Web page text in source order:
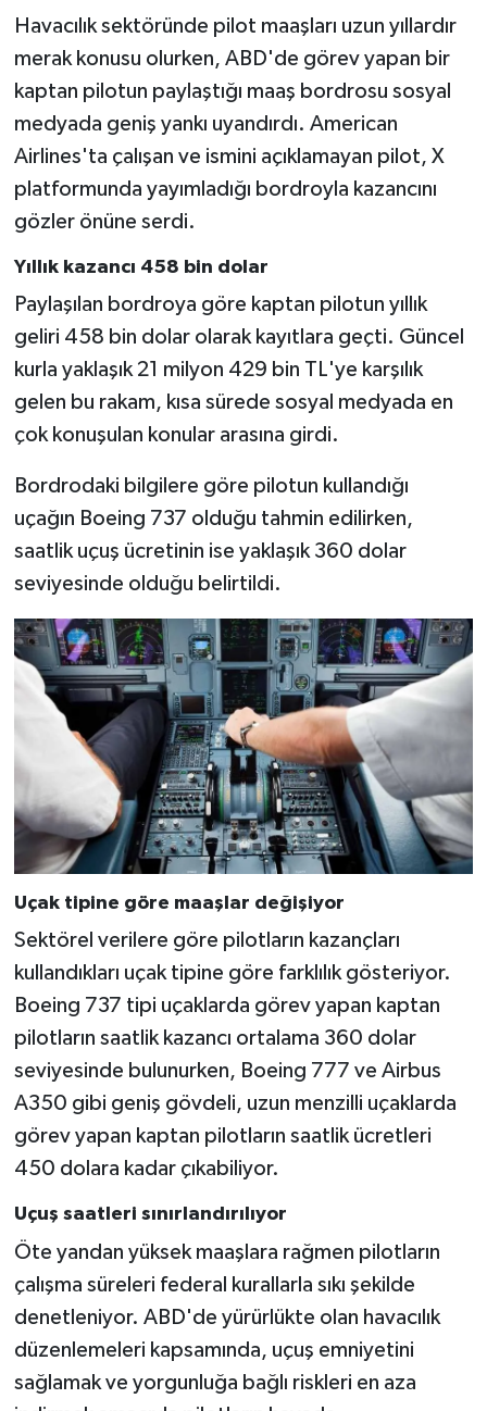
Havacılık sektöründe pilot maaşları uzun yıllardır
merak konusu olurken, ABD'de görev yapan bir
kaptan pilotun paylaştığı maaş bordrosu sosyal
medyada geniş yankı uyandırdı. American
Airlines'ta çalışan ve ismini açıklamayan pilot, X
platformunda yayımladığı bordroyla kazancını
gözler önüne serdi.
Yıllık kazancı 458 bin dolar
Paylaşılan bordroya göre kaptan pilotun yıllık
geliri 458 bin dolar olarak kayıtlara geçti. Güncel
kurla yaklaşık 21 milyon 429 bin TL'ye karşılık
gelen bu rakam, kısa sürede sosyal medyada en
çok konuşulan konular arasına girdi.
Bordrodaki bilgilere göre pilotun kullandığı
uçağın Boeing 737 olduğu tahmin edilirken,
saatlik uçuş ücretinin ise yaklaşık 360 dolar
seviyesinde olduğu belirtildi.
Uçak tipine göre maaşlar değişiyor
Sektörel verilere göre pilotların kazançları
kullandıkları uçak tipine göre farklılık gösteriyor.
Boeing 737 tipi uçaklarda görev yapan kaptan
pilotların saatlik kazancı ortalama 360 dolar
seviyesinde bulunurken, Boeing 777 ve Airbus
A350 gibi geniş gövdeli, uzun menzilli uçaklarda
görev yapan kaptan pilotların saatlik ücretleri
450 dolara kadar çıkabiliyor.
Uçuş saatleri sınırlandırılıyor
Öte yandan yüksek maaşlara rağmen pilotların
çalışma süreleri federal kurallarla sıkı şekilde
denetleniyor. ABD'de yürürlükte olan havacılık
düzenlemeleri kapsamında, uçuş emniyetini
sağlamak ve yorgunluğa bağlı riskleri en aza